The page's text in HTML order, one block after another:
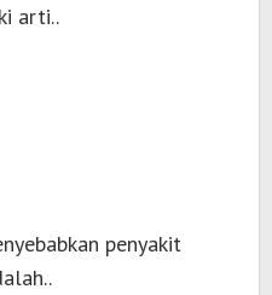
arti..
penyakit